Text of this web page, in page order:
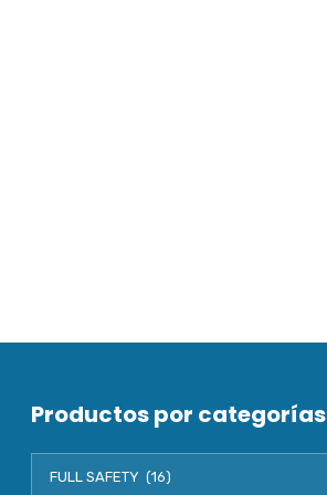
Productos por categorías